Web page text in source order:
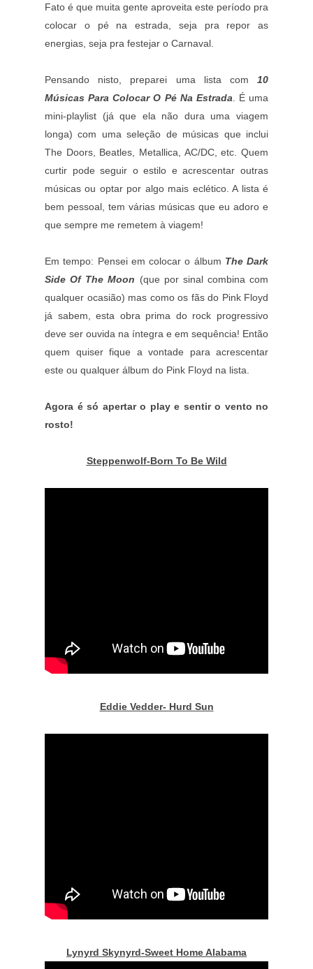
Fato é que muita gente aproveita este período pra
colocar o pé na estrada, seja pra repor as
energias, seja pra festejar o Carnaval.
Pensando nisto, preparei uma lista com 10
Músicas Para Colocar O Pé Na Estrada . É uma
mini-playlist (já que ela não dura uma viagem
longa) com uma seleção de músicas que inclui
The Doors, Beatles, Metallica, AC/DC, etc. Quem
curtir pode seguir o estilo e acrescentar outras
músicas ou optar por algo mais eclético. A lista é
bem pessoal, tem várias músicas que eu adoro e
que sempre me remetem à viagem!
Em tempo: Pensei em colocar o álbum The Dark
Side Of The Moon (que por sinal combina com
qualquer ocasião) mas como os fãs do Pink Floyd
já sabem, esta obra prima do rock progressivo
deve ser ouvida na íntegra e em sequência! Então
quem quiser fique a vontade para acrescentar
este ou qualquer álbum do Pink Floyd na lista.
Agora é só apertar o play e sentir o vento no
rosto!
Steppenwolf-Born To Be Wild
Eddie Vedder- Hurd Sun
Lynyrd Skynyrd-Sweet Home Alabama